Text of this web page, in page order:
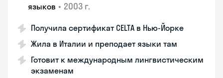
языков • 2003 г.
Получила сертификат CELTA в Нью-Йорке
Жила в Италии и преподает языки там
Готовит к международным лингвистическим
экзаменам